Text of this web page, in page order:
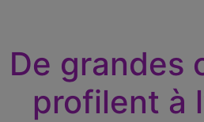
De grandes
profilent à